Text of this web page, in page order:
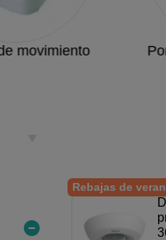
movimiento
Rebajas de